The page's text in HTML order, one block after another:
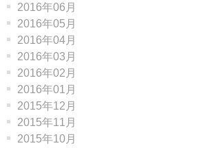
2016年06月
2016年05月
2016年04月
2016年03月
2016年02月
2016年01月
2015年12月
2015年11月
2015年10月